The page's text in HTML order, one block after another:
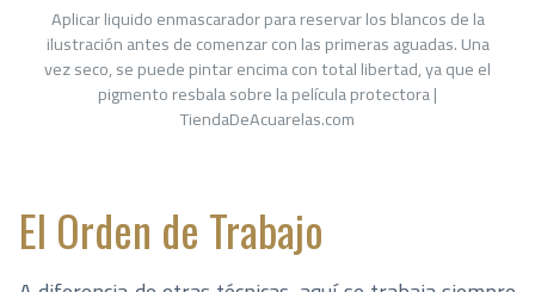
Aplicar liquido enmascarador para reservar los blancos de la
ilustración antes de comenzar con las primeras aguadas. Una
vez seco, se puede pintar encima con total libertad, ya que el
pigmento resbala sobre la película protectora |
TiendaDeAcuarelas.com
El Orden de Trabajo